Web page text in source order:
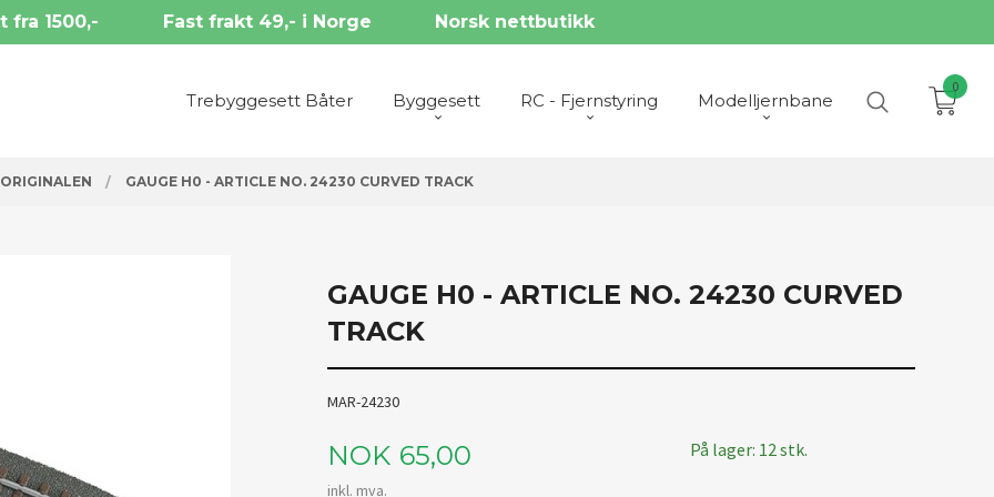
fra 1500,- Fast frakt 49,- i Norge Norsk nettbutikk
Trebyggesett Båter Byggesett RC - Fjernstyring Modelljernbane
0
GAUGE H0 - ARTICLE NO. 24230 CURVED TRACK
GAUGE H0 - ARTICLE NO. 24230 CURVED
TRACK
MAR-24230
Pris
NOK 65,00
inkl. mva.
På lager: 12 stk.